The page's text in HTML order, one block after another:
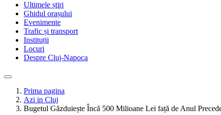
Ultimele știri
Ghidul orașului
Evenimente
Trafic și transport
Instituții
Locuri
Despre Cluj-Napoca
Prima pagina
Azi in Cluj
Bugetul Găzduiește Încă 500 Milioane Lei față de Anul